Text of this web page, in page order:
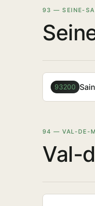
93 — SEINE-
93200
94 — VAL-DE-
Val-